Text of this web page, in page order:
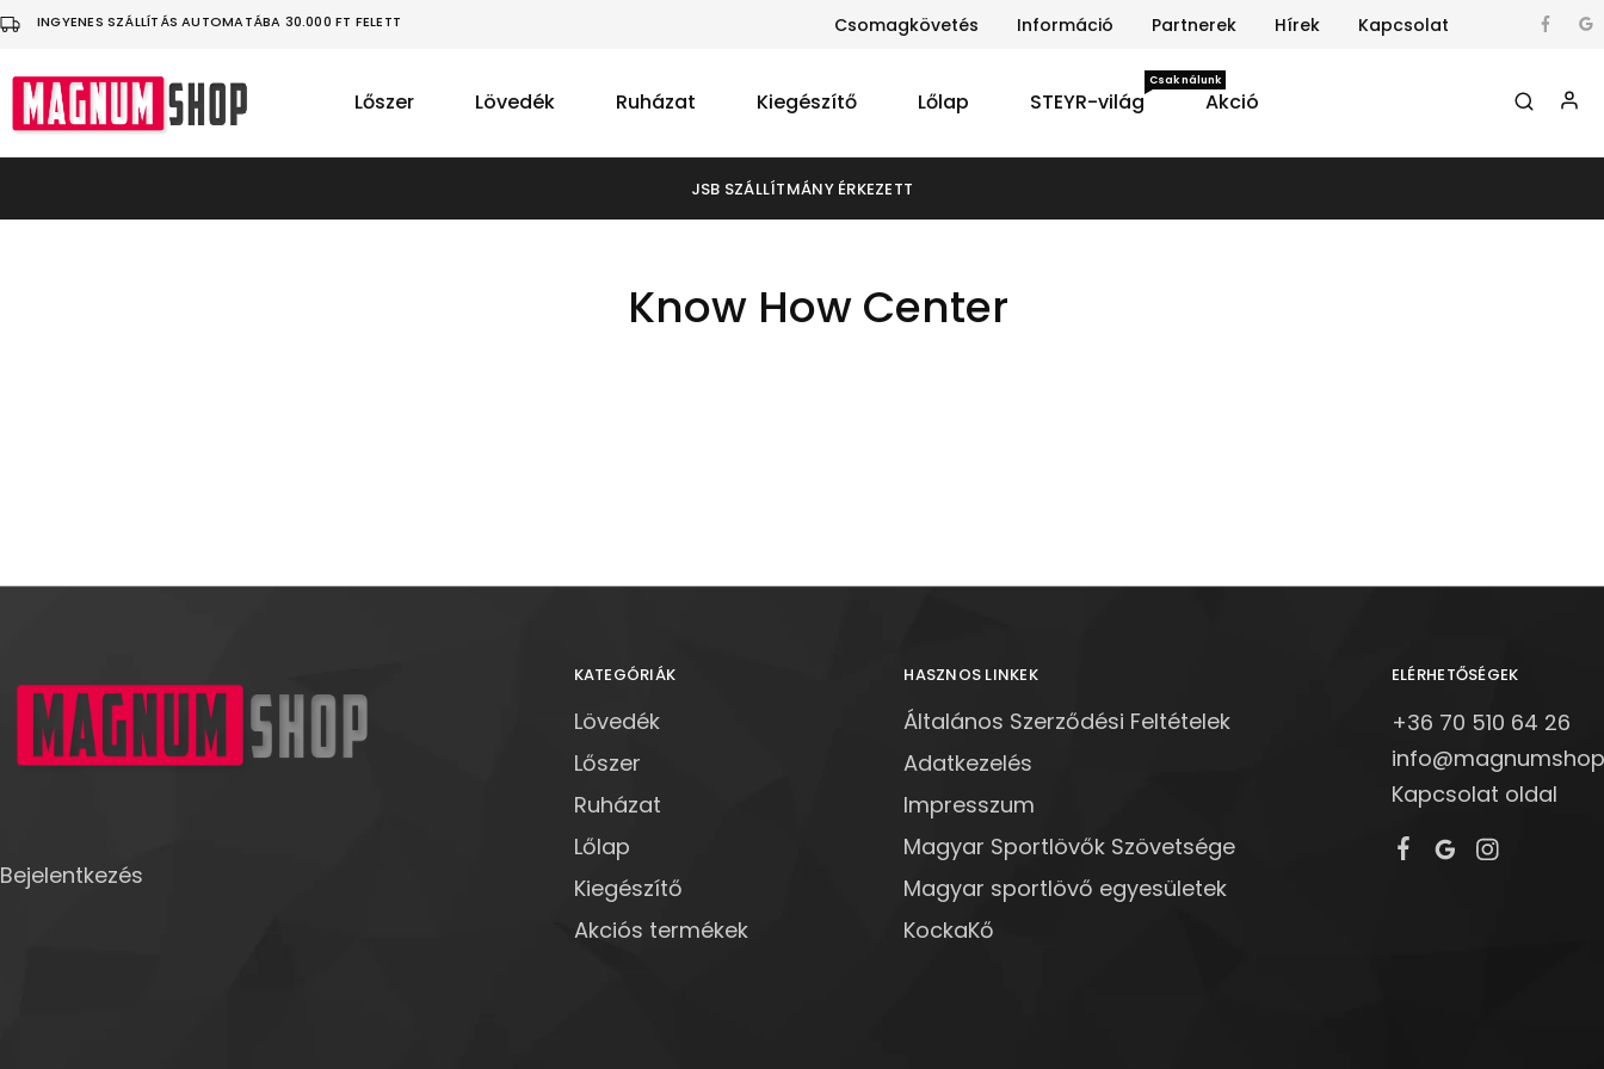
INGYENES SZÁLLÍTÁS AUTOMATÁBA 30.000 FT FELETT Csomagkövetés Információ Partnerek Hírek Kapcsolat
MagnumShop
Üdvözlünk
a
sportlövő
webáruházunkban!
Lőszer Lövedék Ruházat Kiegészítő Lőlap STEYR-világ
Csak nálunk
Akció
JSB SZÁLLÍTMÁNY ÉRKEZETT
Know How Center
Bejelentkezés
KATEGÓRIÁK
Lövedék
Lőszer
Ruházat
Lőlap
Kiegészítő
Akciós termékek
HASZNOS LINKEK
Általános Szerződési Feltételek
Adatkezelés
Impresszum
Magyar Sportlövők Szövetsége
Magyar sportlövő egyesületek
KockaKő
ELÉRHETŐSÉGEK
+36 70 510 64 26
Kapcsolat oldal